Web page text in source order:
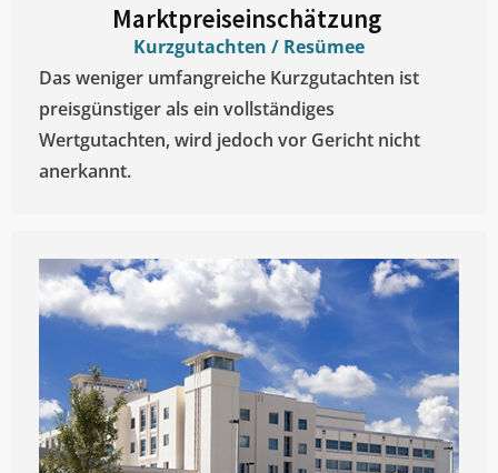
Marktpreiseinschätzung ​
Kurzgutachten / Resümee
Das weniger umfangreiche Kurzgutachten ist
preisgünstiger als ein vollständiges
Wertgutachten, wird jedoch vor Gericht nicht
anerkannt.